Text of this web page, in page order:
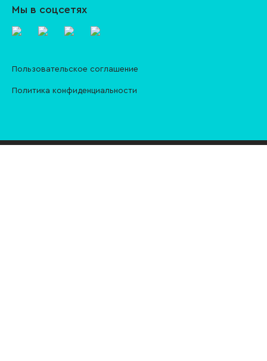
Мы в соцсетях
Пользовательское соглашение
Политика конфиденциальности